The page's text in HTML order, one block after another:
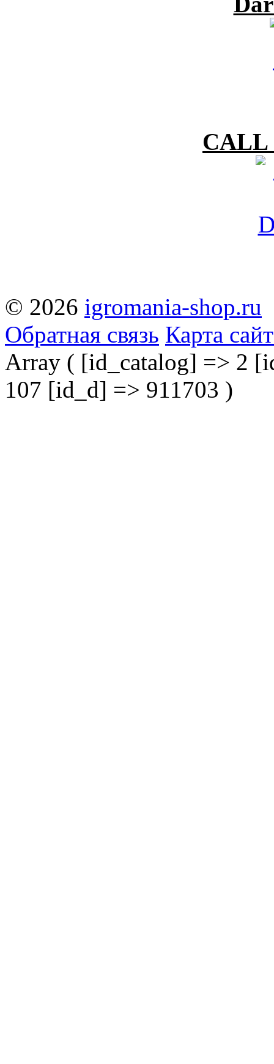
CALL
© 2026 igromania-shop.ru
Обратная связь Карта
Array ( [id_catalog] => 2
107 [id_d] => 911703 )